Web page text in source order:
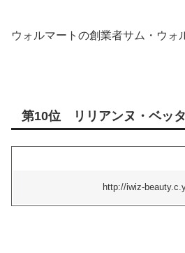
ウォルマートの創業者サム・ウォ
第10位 リリアンヌ・ベッタ
http://iwiz-